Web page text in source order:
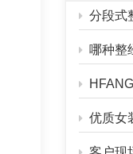
分段式整
哪种整经机能
HFANG全
优质女